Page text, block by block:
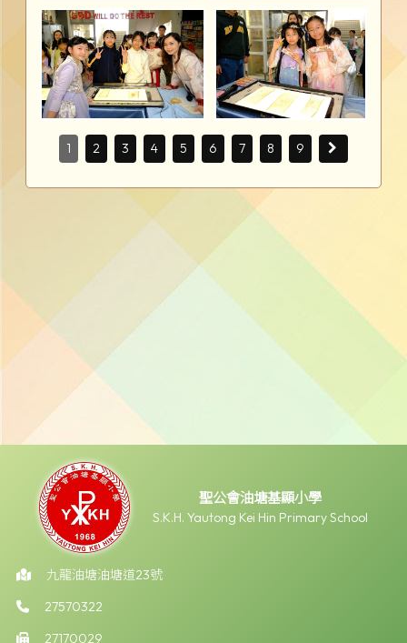
1 2 3 4 5 6 7 8 9
聖公會油塘基顯小學
S.K.H. Yautong Kei Hin Primary School
九龍油塘油塘道23號
27570322
27170029